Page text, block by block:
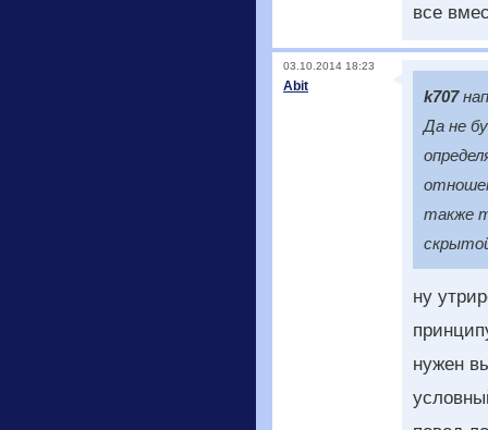
все
03.10.2014 18:23
Abit
k707
Да не
также
ну
нужен